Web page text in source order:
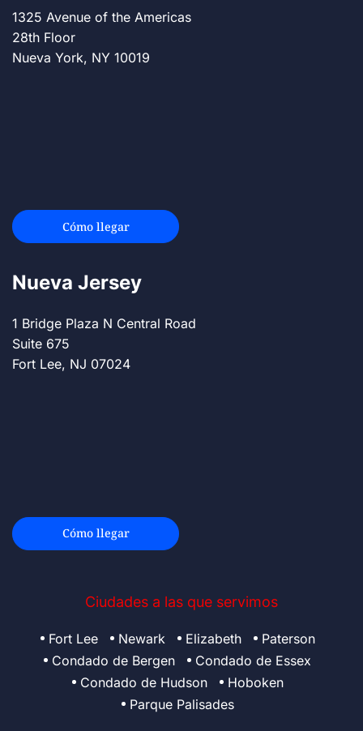
1325 Avenue of the Americas
28th Floor
Nueva York, NY 10019
Cómo llegar
Nueva Jersey
1 Bridge Plaza N Central Road
Suite 675
Fort Lee, NJ 07024
Cómo llegar
Ciudades a las que servimos
Fort Lee Newark Elizabeth
Paterson
Condado de Bergen
Condado de Essex
Condado de Hudson
Hoboken
Parque Palisades